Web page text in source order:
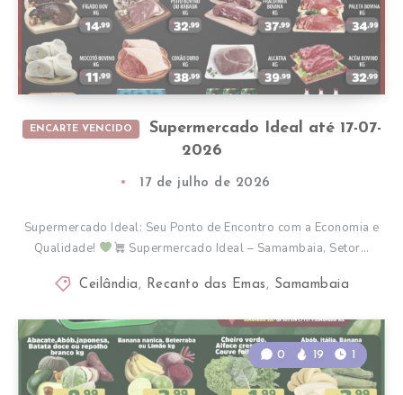
ENCARTE VENCIDO
Supermercado Ideal até 17-07-
2026
17 de julho de 2026
Supermercado Ideal: Seu Ponto de Encontro com a Economia e
Qualidade!
Supermercado Ideal – Samambaia, Setor…
Ceilândia , Recanto das Emas , Samambaia
0 19 1